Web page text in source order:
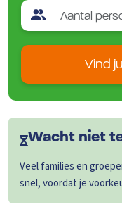
Vind
Wacht niet
Veel families en
snel, voordat je